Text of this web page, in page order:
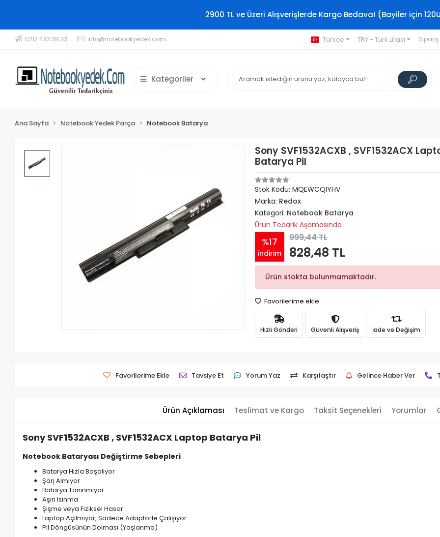
2900 TL ve Üzeri Alışverişlerde Kargo Bedava! (Bayiler için
0212 433 38 33 info@notebookyedek.com Türkçe TRY - Türk Lirası
Kategoriler
Ana Sayfa Notebook Yedek Parça Notebook Batarya
Sony SVF1532ACXB , SVF1532ACX
Batarya Pil
Stok Kodu: MQEWCQIYHV
Marka: Redox
Kategori: Notebook Batarya
Ürün Tedarik Aşamasında
%17
indirim
999,44 TL
828,48 TL
Ürün stokta bulunmamaktadır.
Favorilerime ekle
Hızlı Gönderi Güvenli Alışveriş İade ve Değişim
Favorilerime Ekle Tavsiye Et Yorum Yaz Karşılaştır Gelince Haber Ver
Ürün Açıklaması Teslimat ve Kargo Taksit Seçenekleri Yorumlar
Sony SVF1532ACXB , SVF1532ACX Laptop Batarya Pil
Notebook Bataryası Değiştirme Sebepleri
Batarya Hızla Boşalıyor
Şarj Almıyor
Batarya Tanınmıyor
Aşırı Isınma
Şişme veya Fiziksel Hasar
Laptop Açılmıyor, Sadece Adaptörle Çalışıyor
Pil Döngüsünün Dolması (Yaşlanma)